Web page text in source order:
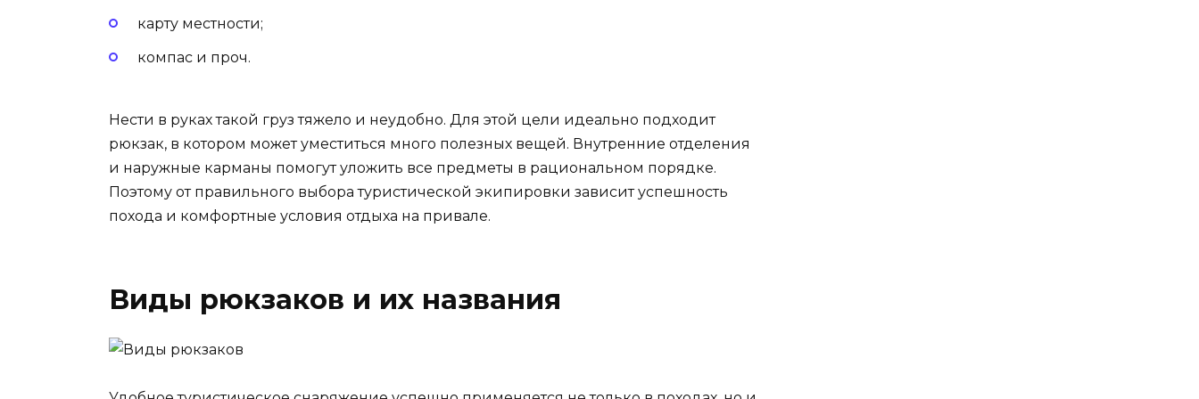
карту местности;
компас и проч.
Нести в руках такой груз тяжело и неудобно. Для этой цели идеально подходит
рюкзак, в котором может уместиться много полезных вещей. Внутренние отделения
и наружные карманы помогут уложить все предметы в рациональном порядке.
Поэтому от правильного выбора туристической экипировки зависит успешность
похода и комфортные условия отдыха на привале.
Виды рюкзаков и их названия